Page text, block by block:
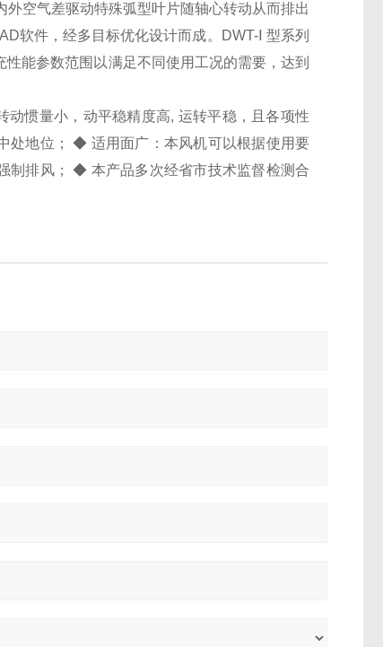
空气差驱动特殊弧型叶片随轴心转动从而排出
软件，经多目标优化设计而成。DWT-Ⅰ 型系列
能参数范围以满足不同使用工况的需要，达到
动惯量小，动平稳精度高, 运转平稳，且各项性
处地位； ◆ 适用面广：本风机可以根据使用要
制排风； ◆ 本产品多次经省市技术监督检测合